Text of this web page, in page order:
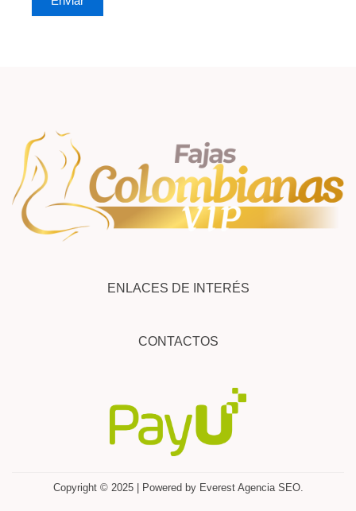
ENLACES DE INTERÉS
CONTACTOS
Copyright © 2025 | Powered by Everest Agencia SEO.